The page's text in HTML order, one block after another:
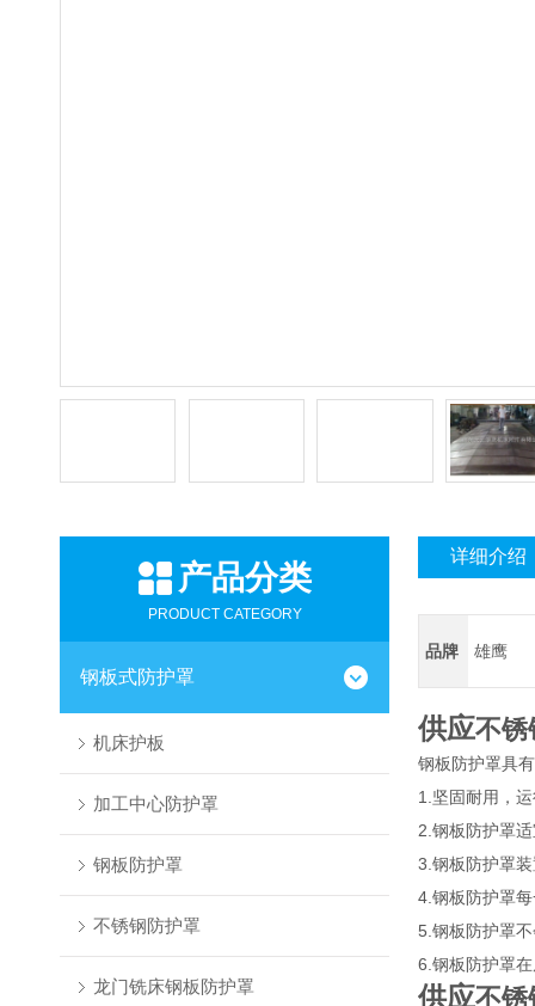
产品分类
PRODUCT CATEGORY
钢板式防护罩
机床护板
加工中心防护罩
钢板防护罩
不锈钢防护罩
龙门铣床钢板防护罩
详细介绍
品牌 雄鹰
供应不锈
钢板防护罩具
1.坚固耐用，
2.钢板防护罩
3.钢板防护罩
4.钢板防护罩
5.钢板防护罩
6.钢板防护罩
供应不锈